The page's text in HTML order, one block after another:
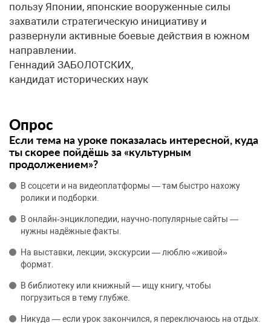
пользу Японии, японские вооруженные силы
захватили стратегическую инициативу и
развернули активные боевые действия в южном
направлении.
Геннадий ЗАБОЛОТСКИХ,
кандидат исторических наук
Опрос
Если тема на уроке показалась интересной, куда
ты скорее пойдёшь за «культурным
продолжением»?
В соцсети и на видеоплатформы — там быстро нахожу
ролики и подборки.
В онлайн‑энциклопедии, научно‑популярные сайты —
нужны надёжные факты.
На выставки, лекции, экскурсии — люблю «живой»
формат.
В библиотеку или книжный — ищу книгу, чтобы
погрузиться в тему глубже.
Никуда — если урок закончился, я переключаюсь на отдых.